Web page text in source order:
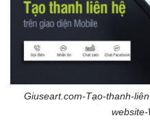
Giuseart.com-Tạo-thanh-